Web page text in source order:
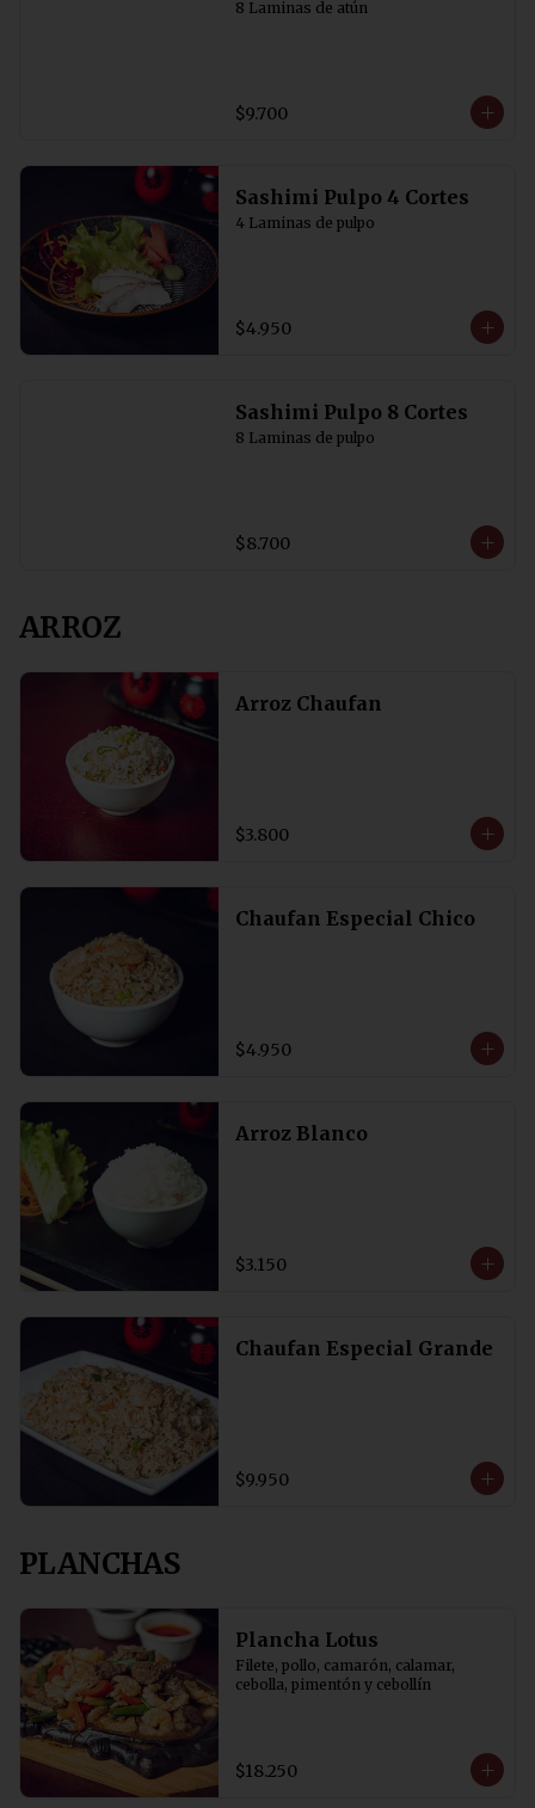
8 Laminas de atún
$9.700
Sashimi Pulpo 4 Cortes
4 Laminas de pulpo
$4.950
Sashimi Pulpo 8 Cortes
8 Laminas de pulpo
$8.700
ARROZ
Arroz Chaufan
$3.800
Chaufan Especial Chico
$4.950
Arroz Blanco
$3.150
Chaufan Especial Grande
$9.950
PLANCHAS
Plancha Lotus
Filete, pollo, camarón, calamar,
cebolla, pimentón y cebollín
$18.250